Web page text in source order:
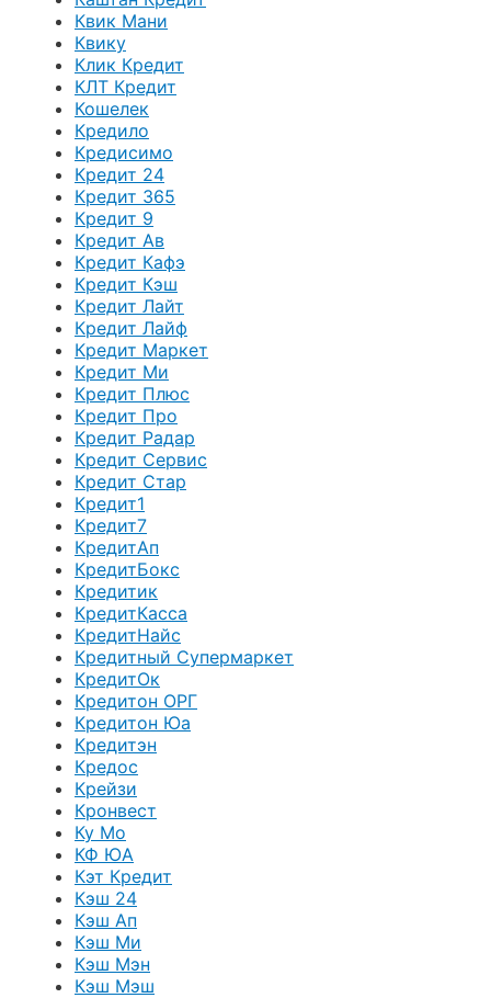
Квик Мани
Квику
Клик Кредит
КЛТ Кредит
Кошелек
Кредило
Кредисимо
Кредит 24
Кредит 365
Кредит 9
Кредит Ав
Кредит Кафэ
Кредит Кэш
Кредит Лайт
Кредит Лайф
Кредит Маркет
Кредит Ми
Кредит Плюс
Кредит Про
Кредит Радар
Кредит Сервис
Кредит Стар
Кредит1
Кредит7
КредитАп
КредитБокс
Кредитик
КредитКасса
КредитНайс
Кредитный Супермаркет
КредитОк
Кредитон ОРГ
Кредитон Юа
Кредитэн
Кредос
Крейзи
Кронвест
Ку Мо
КФ ЮА
Кэт Кредит
Кэш 24
Кэш Ап
Кэш Ми
Кэш Мэн
Кэш Мэш